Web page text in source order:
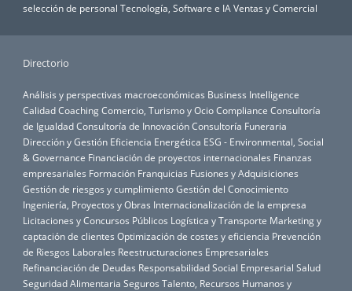
selección de personal Tecnología, Software e IA Ventas y Comercial
Directorio
Análisis y perspectivas macroeconómicas Business Intelligence
CalidadCoachingComercio, Turismo y OcioCompliance Consultoría
de IgualdadConsultoría de InnovaciónConsultoría Funeraria
Dirección y Gestión Eficiencia Energética ESG - Environmental, Social
& Governance Financiación de proyectos internacionales Finanzas
empresariales Formación Franquicias Fusiones y Adquisiciones
Gestión de riesgos y cumplimientoGestión del Conocimiento
Ingeniería, Proyectos y Obras Internacionalización de la empresa
Licitaciones y Concursos Públicos Logística y Transporte Marketing y
captación de clientes Optimización de costes y eficiencia Prevención
de Riesgos Laborales Reestructuraciones Empresariales
Refinanciación de Deudas Responsabilidad Social Empresarial Salud
Seguridad Alimentaria Seguros Talento, Recursos Humanos y